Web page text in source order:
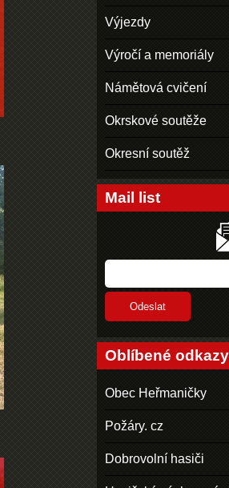
Výjezdy
Výročí a memoriály
Námětová cvičení
Okrskové soutěže
Okresní soutěž
Mail list
Oblíbené odkazy
Obec Heřmaničky
Požáry. cz
Dobrovolní hasiči